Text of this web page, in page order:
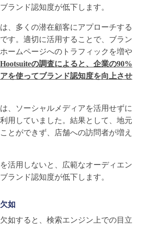
ランド認知度が低下します。
、多くの潜在顧客にアプローチする
す。適切に活用することで、ブラン
ームページへのトラフィックを増や
Hootsuiteの調査によると、企業の90%
を使ってブランド認知度を向上させ
、ソーシャルメディアを活用せずに
用していました。結果として、地元
とができず、店舗への訪問者が増え
活用しないと、広範なオーディエン
ランド認知度が低下します。
如
如すると、検索エンジン上での目立